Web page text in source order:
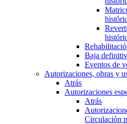
Baja
Eventos de
Autorizaciones, obras y
Atrás
Autorizaciones
Atrás
Circulación